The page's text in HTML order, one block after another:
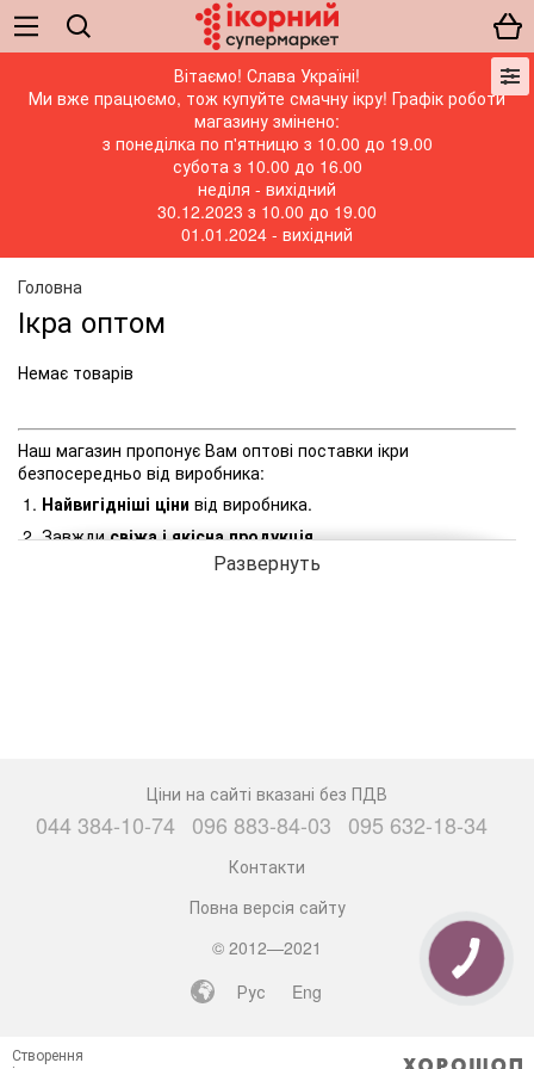
Вітаємо! Слава Україні!
Ми вже працюємо, тож купуйте смачну ікру! Графік роботи
магазину змінено:
з понеділка по п'ятницю з 10.00 до 19.00
субота з 10.00 до 16.00
неділя - вихідний
30.12.2023 з 10.00 до 19.00
01.01.2024 - вихідний
Головна
Ікра оптом
Немає товарів
Наш магазин пропонує Вам оптові поставки ікри
безпосередньо від виробника:
Найвигідніші ціни від виробника.
Завждисвіжа і якісна продукція.
Прямі та безперебійніпоставки ікри.
+38 (067) 449 38 77
Надіслати
Развернуть
Ціни на сайті вказані без ПДВ
044 384-10-74 096 883-84-03 095 632-18-34
Контакти
Повна версія сайту
© 2012—2021
Рус
Eng
Створення